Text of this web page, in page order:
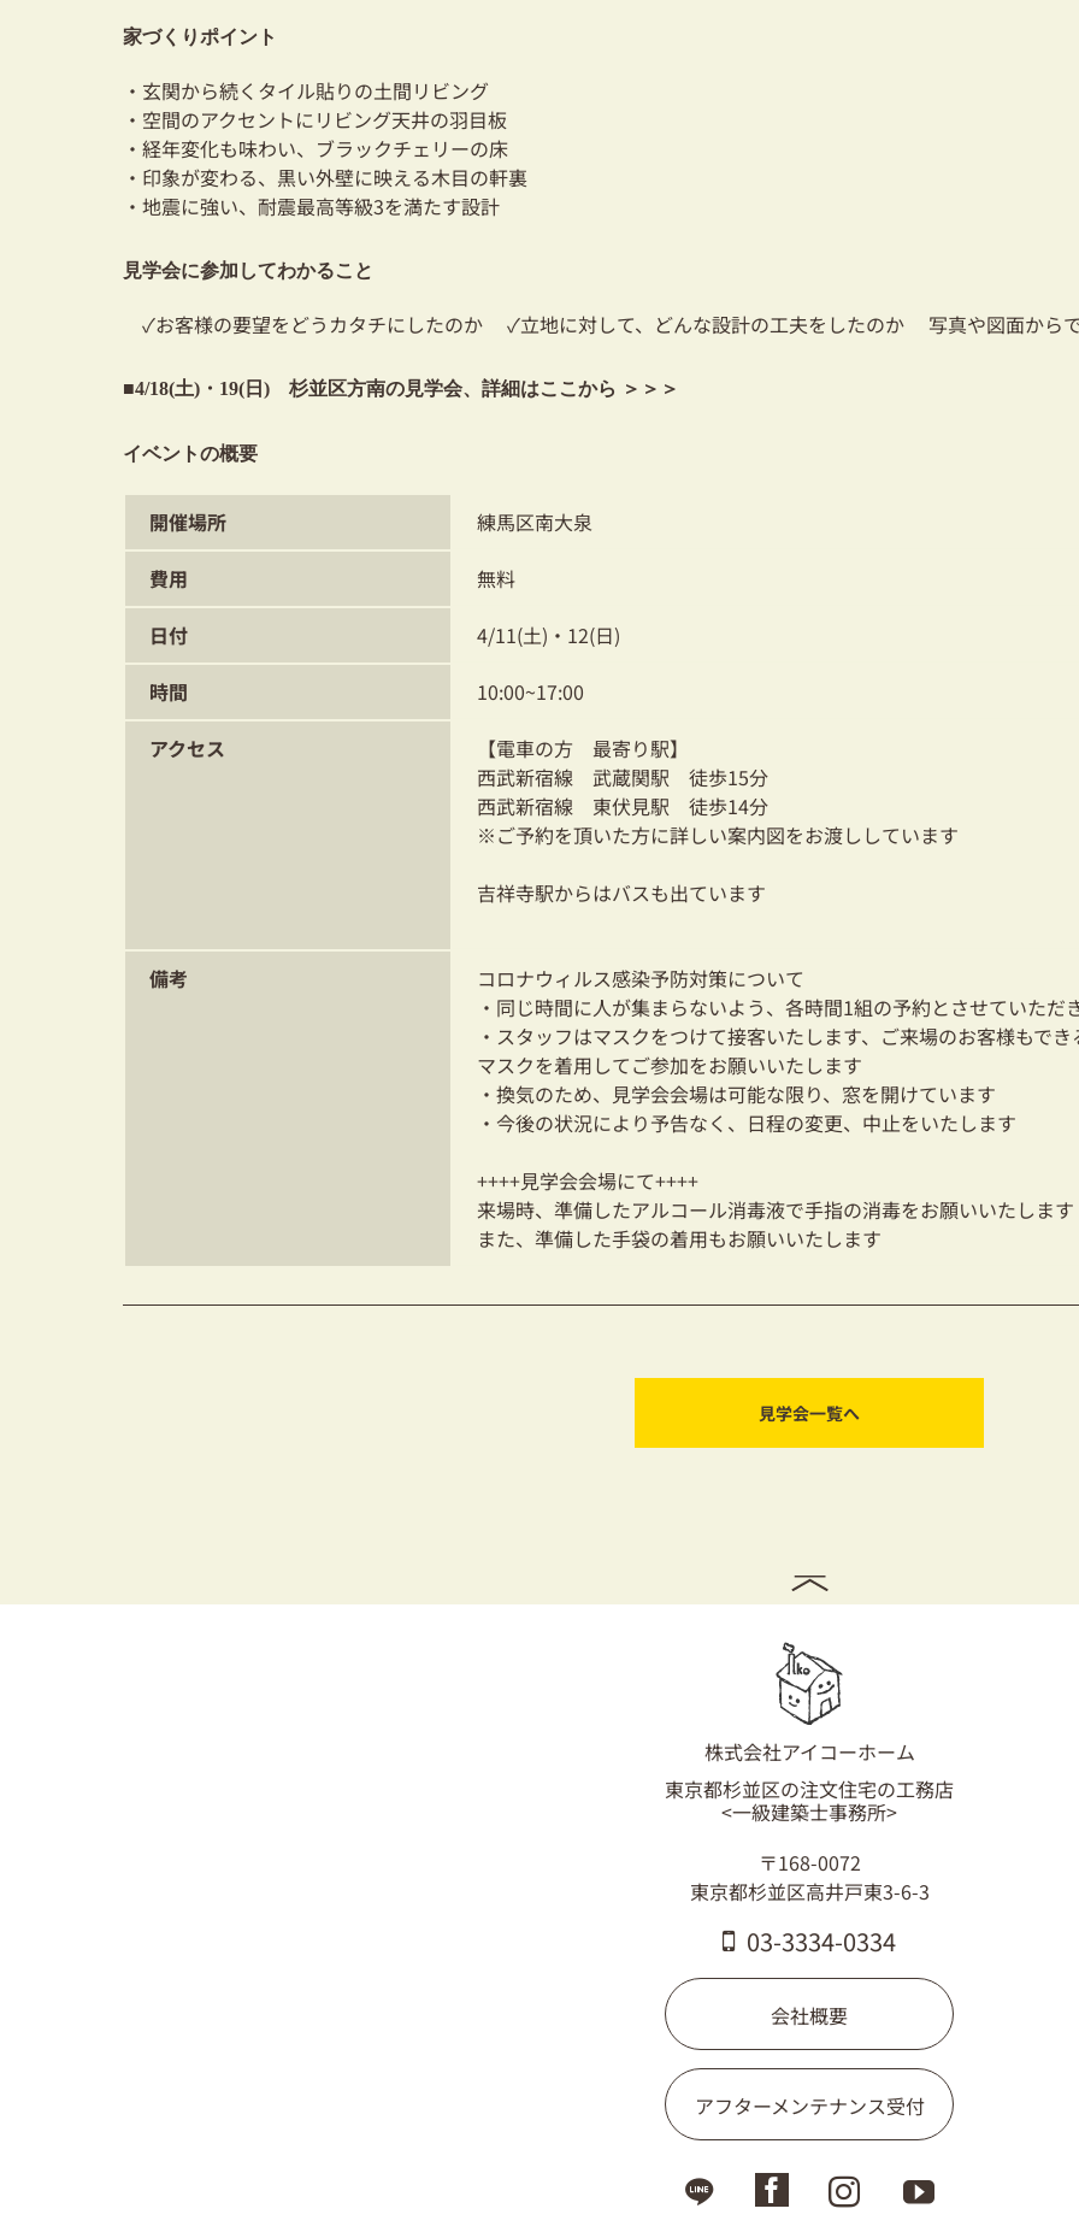
家づくりポイント
・玄関から続くタイル貼りの土間リビング
・空間のアクセントにリビング天井の羽目板
・経年変化も味わい、ブラックチェリーの床
・印象が変わる、黒い外壁に映える木目の軒裏
・地震に強い、耐震最高等級3を満たす設計
見学会に参加してわかること
✓お客様の要望をどうカタチにしたのか ✓立地に対して、どんな設計の工夫をしたのか 写真や図面から
■4/18(土)・19(日) 杉並区方南の見学会、詳細はここから ＞＞＞
イベントの概要
開催場所
練馬区南大泉
費用
無料
日付
4/11(土)・12(日)
時間
10:00~17:00
アクセス
【電車の方 最寄り駅】
西武新宿線 武蔵関駅 徒歩15分
西武新宿線 東伏見駅 徒歩14分
※ご予約を頂いた方に詳しい案内図をお渡ししています
吉祥寺駅からはバスも出ています
備考
コロナウィルス感染予防対策について
・同じ時間に人が集まらないよう、各時間1組の予約とさせていただ
・スタッフはマスクをつけて接客いたします、ご来場のお客様もでき
マスクを着用してご参加をお願いいたします
・換気のため、見学会会場は可能な限り、窓を開けています
・今後の状況により予告なく、日程の変更、中止をいたします
++++見学会会場にて++++
来場時、準備したアルコール消毒液で手指の消毒をお願いいたします
また、準備した手袋の着用もお願いいたします
見学会一覧へ
株式会社アイコーホーム
東京都杉並区の注文住宅の工務店
<一級建築士事務所>
〒168-0072
東京都杉並区高井戸東3-6-3
03-3334-0334
会社概要
アフターメンテナンス受付